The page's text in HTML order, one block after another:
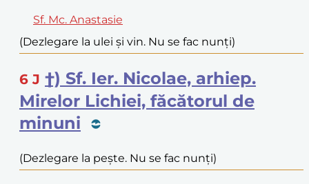
Sf. Mc. Anastasie
(Dezlegare la ulei și vin. Nu se fac nunți)
6 J †) Sf. Ier. Nicolae, arhiep.
Mirelor Lichiei, făcătorul de
minuni
(Dezlegare la pește. Nu se fac nunți)